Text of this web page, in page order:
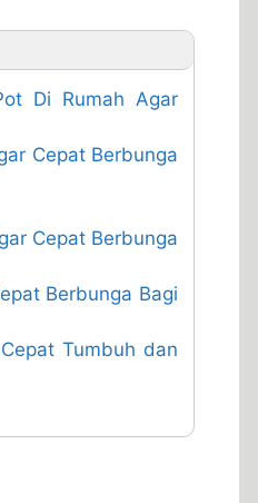
Di Rumah Agar
Cepat Berbunga
Cepat Berbunga
Berbunga Bagi
Tumbuh dan